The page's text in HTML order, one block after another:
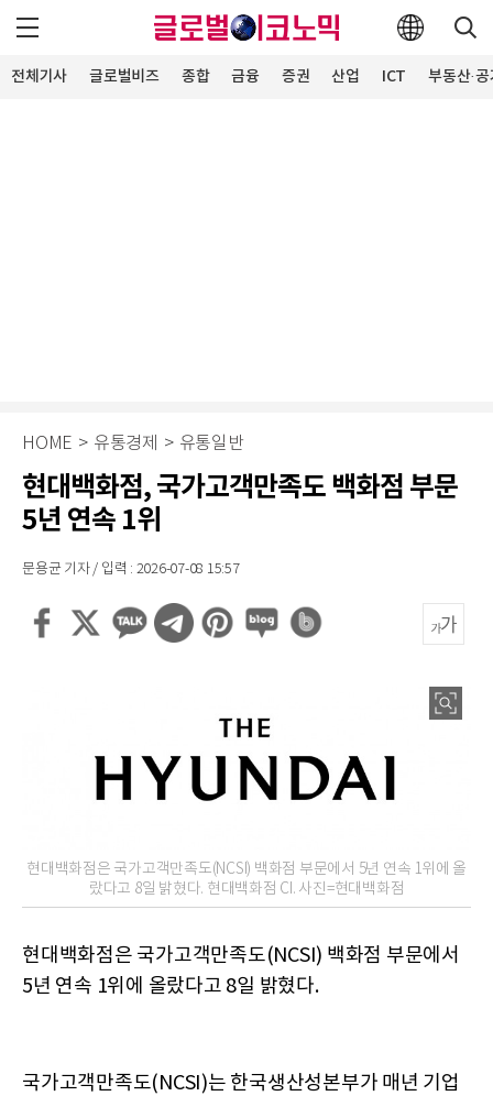
전체기사 글로벌비즈 종합 금융 증권 산업 ICT 부동산·
HOME > 유통경제 > 유통일반
현대백화점, 국가고객만족도 백화점 부문
5년 연속 1위
문용균 기자 / 입력 : 2026-07-08 15:57
현대백화점은 국가고객만족도(NCSI) 백화점 부문에서 5년 연속 1위에 올
랐다고 8일 밝혔다. 현대백화점 CI. 사진=현대백화점
현대백화점은 국가고객만족도(NCSI) 백화점 부문에서
5년 연속 1위에 올랐다고 8일 밝혔다.
국가고객만족도(NCSI)는 한국생산성본부가 매년 기업